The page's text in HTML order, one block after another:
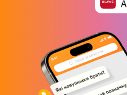
Фізичні характеристики
Чорний